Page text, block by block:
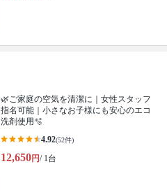
🌿ご家庭の空気を清潔に｜女性スタッフ
指名可能｜小さなお子様にも安心のエコ
洗剤使用🫧
4.92(52件)
12,650円/ 1台